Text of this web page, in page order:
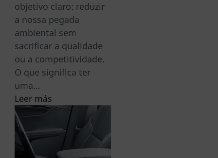
objetivo claro: reduzir
a nossa pegada
ambiental sem
sacrificar a qualidade
ou a competitividade.
O que significa ter
uma…
Leer más